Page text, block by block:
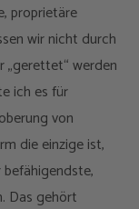
proprietäre
wir nicht durch
„gerettet“ werden
ich es für
von
die einzige ist,
Das gehört